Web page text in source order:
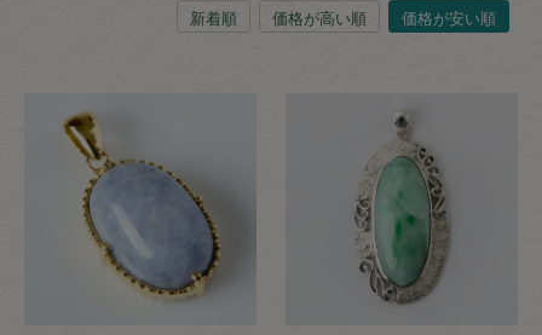
新着順 価格が高い順 価格が安い順